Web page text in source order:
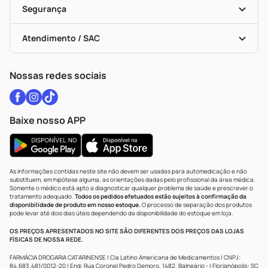
Black Friday
Formas De Pagamento
Troca E Devolução
Bulas De A A Z
Políticas De Marketplace
Serviços Farmacêuticos
Testes Rápidos
Autoteste Covid-19
Vacinas
Segurança
Portal Da Privacidade
Atendimento / SAC
Nossas redes sociais
Baixe nosso APP
As informações contidas neste site não devem ser usadas para automedicação e não
substituem, em hipótese alguma, as orientações dadas pelo profissional da área médica.
Somente o médico está apto a diagnosticar qualquer problema de saúde e prescrever o
tratamento adequado. Todos os pedidos efetuados estão sujeitos à confirmação da
disponibilidade de produto em nosso estoque.O processo de separação dos produtos
pode levar até dois dias úteis dependendo da disponibilidade do estoque em loja.
OS PREÇOS APRESENTADOS NO SITE SÃO DIFERENTES DOS PREÇOS DAS LOJAS
FÍSICAS DE NOSSA REDE.
FARMÁCIA DROGARIA CATARINENSE | Cia Latino Americana de Medicamentos | CNPJ:
84.683.481/0012-20 | End: Rua Coronel Pedro Demoro, 1482, Balneário - | Florianópolis- SC